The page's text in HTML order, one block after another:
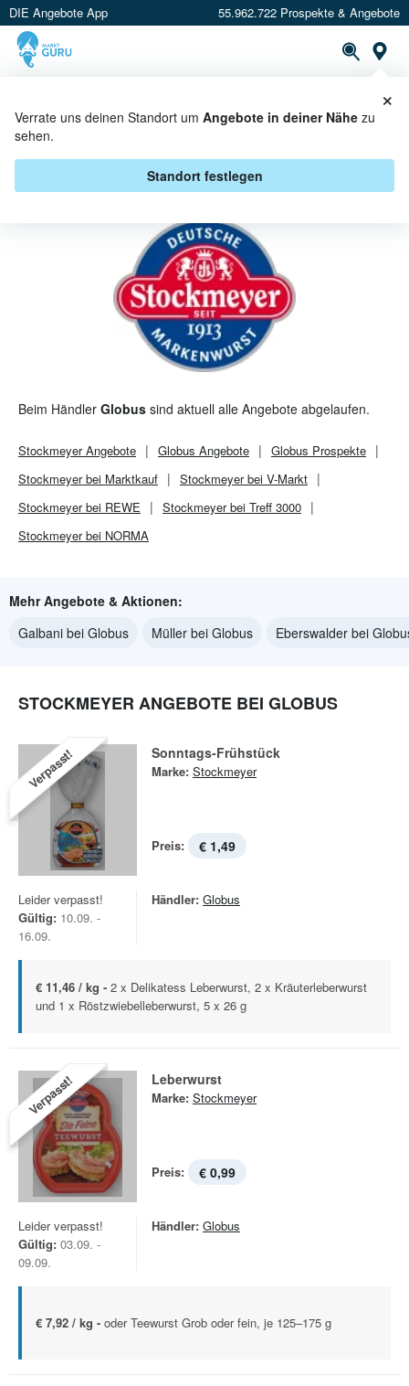
DIE Angebote App 55.962.722 Prospekte & Angebote
Verrate uns deinen Standort um Angebote in deiner Nähe zu
sehen.
Standort festlegen
×
STOCKMEYER BEI GLOBUS -
ANGEBOTE & AKTIONEN
Beim Händler Globus sind aktuell alle Angebote abgelaufen.
StockmeyerAngebote Globus Angebote Globus Prospekte
Stockmeyer bei Marktkauf
Stockmeyer bei V-Markt
Stockmeyer bei REWE
Stockmeyer bei Treff 3000
Stockmeyer bei NORMA
Mehr Angebote & Aktionen:
Galbani bei Globus
Müller bei Globus Eberswalder bei
STOCKMEYER ANGEBOTE BEI GLOBUS
Verpasst! Sonntags-Frühstück
Marke: Stockmeyer
Preis: € 1,49
Leider verpasst!
Gültig: 10.09. -
16.09.
Händler: Globus
€ 11,46 / kg - 2 x Delikatess Leberwurst, 2 x Kräuterleberwurst
und 1 x Röstzwiebelleberwurst, 5 x 26 g
Verpasst! Leberwurst
Marke: Stockmeyer
Preis: € 0,99
Leider verpasst!
Gültig: 03.09. -
09.09.
Händler: Globus
€ 7,92 / kg - oder Teewurst Grob oder fein, je 125–175 g